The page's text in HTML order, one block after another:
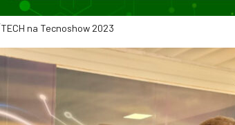
na Tecnoshow 2023